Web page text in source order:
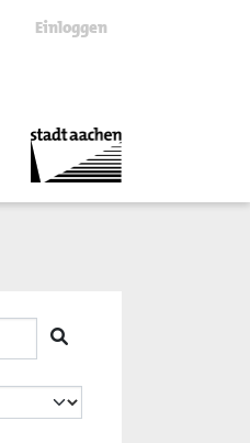
Einloggen